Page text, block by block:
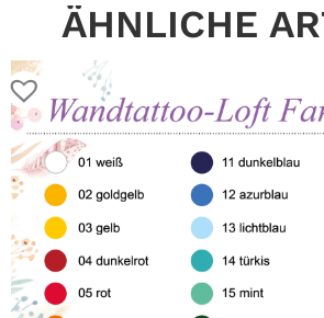
ÄHNLICHE